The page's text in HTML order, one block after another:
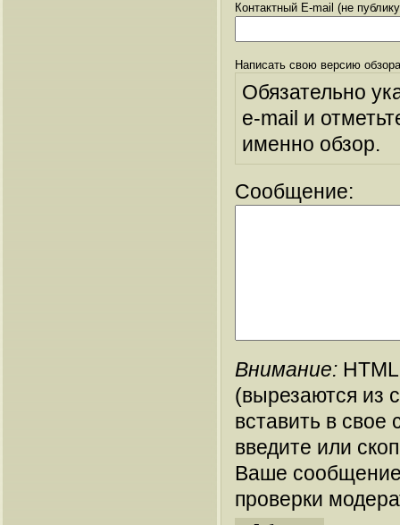
Контактный E-mail (не
Написать свою версию
Обязательно
e-mail и
именно обзор.
Сообщение:
Внимание:
(вырезаются из
вставить в
введите или
Ваше
проверки